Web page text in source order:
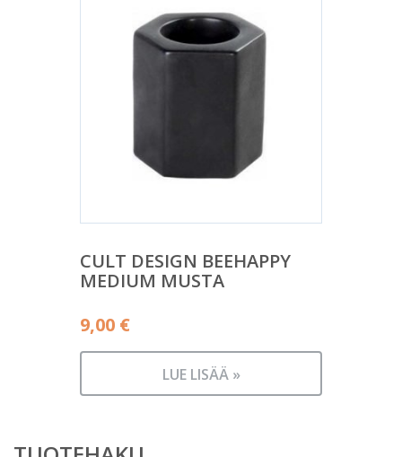
CULT DESIGN BEEHAPPY
MEDIUM MUSTA
9,00 €
LUE LISÄÄ »